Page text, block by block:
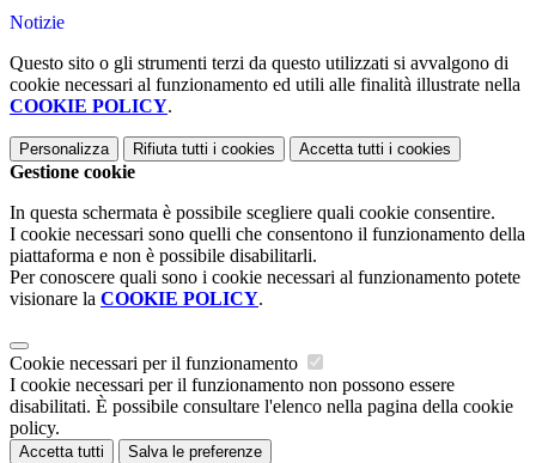
Notizie
Questo sito o gli strumenti terzi da questo utilizzati si avvalgono di
cookie necessari al funzionamento ed utili alle finalità illustrate nella
COOKIE POLICY.
Personalizza Rifiuta tutti i cookies Accetta tutti i cookies
Gestione cookie
In questa schermata è possibile scegliere quali cookie consentire.
I cookie necessari sono quelli che consentono il funzionamento della
piattaforma e non è possibile disabilitarli.
Per conoscere quali sono i cookie necessari al funzionamento potete
visionare la COOKIE POLICY.
Cookie necessari per il funzionamento
I cookie necessari per il funzionamento non possono essere
disabilitati. È possibile consultare l'elenco nella pagina della cookie
policy.
Accetta tutti Salva le preferenze